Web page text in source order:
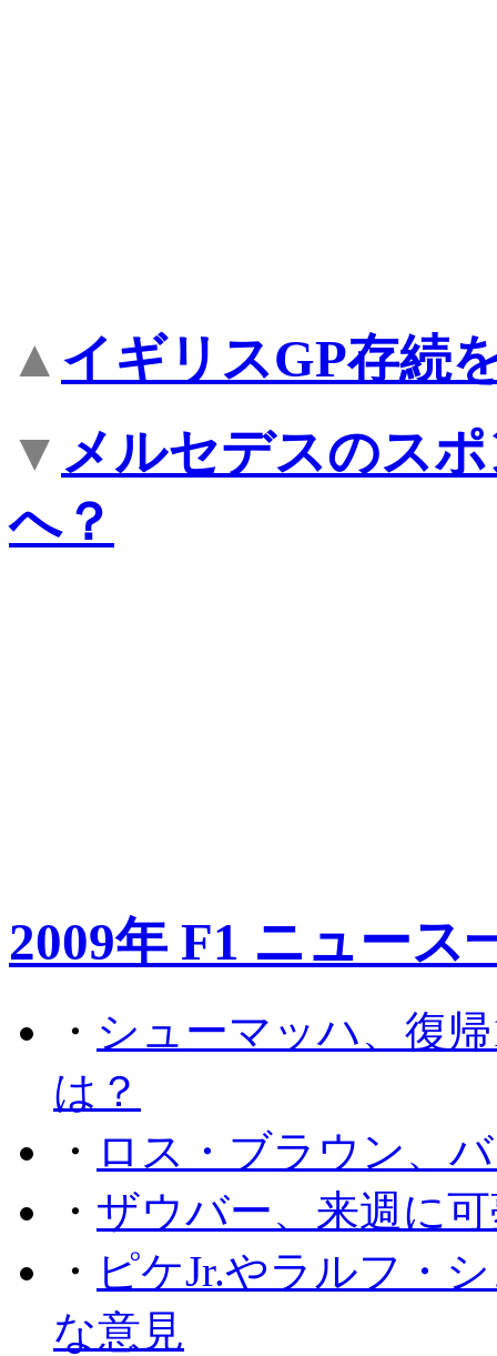
▲ イギリスGP存続
▼ メルセデスのス
へ？
2009年 F1 ニュース
・ シューマッハ、復
は？
・ ロス・ブラウン、
・ ザウバー、来週に
・ ピケJr.やラルフ・
な意見